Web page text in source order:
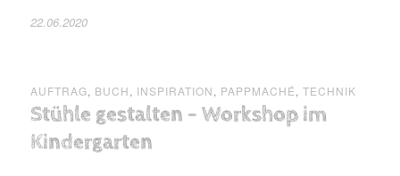
22.06.2020
AUFTRAG, BUCH, INSPIRATION, PAPPMACHÉ, TECHNIK
Stühle gestalten – Workshop im
Kindergarten